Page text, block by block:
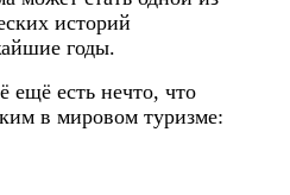
историй
годы.
ещё есть нечто, что
в мировом туризме: